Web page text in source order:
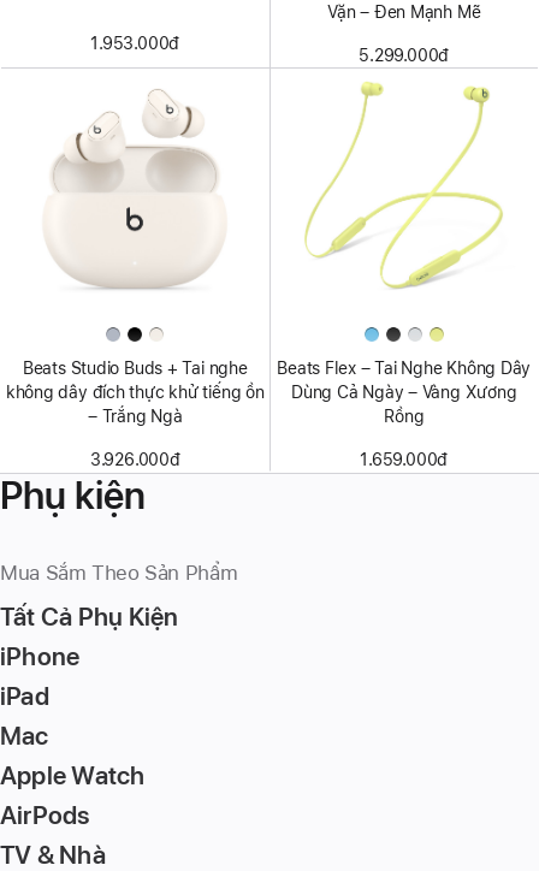
1.953.000đ
Vặn – Đen Mạnh Mẽ
5.299.000đ
Beats Studio Buds + Tai nghe
không dây đích thực khử tiếng ồn
– Trắng Ngà
3.926.000đ
Beats Flex – Tai Nghe Không Dây
Dùng Cả Ngày – Vàng Xương
Rồng
1.659.000đ
Phụ kiện
Mua Sắm Theo Sản Phẩm
Tất Cả Phụ Kiện
iPhone
iPad
Mac
Apple Watch
AirPods
TV & Nhà